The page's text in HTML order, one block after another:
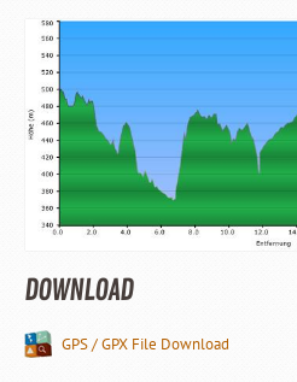
DOWNLOAD
GPS / GPX File Download